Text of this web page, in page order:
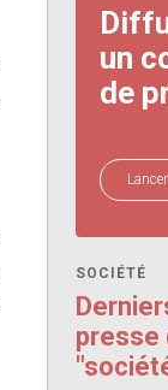
un
de
SOCIÉTÉ
presse